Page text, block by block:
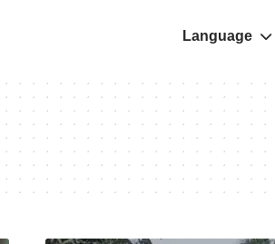
Language